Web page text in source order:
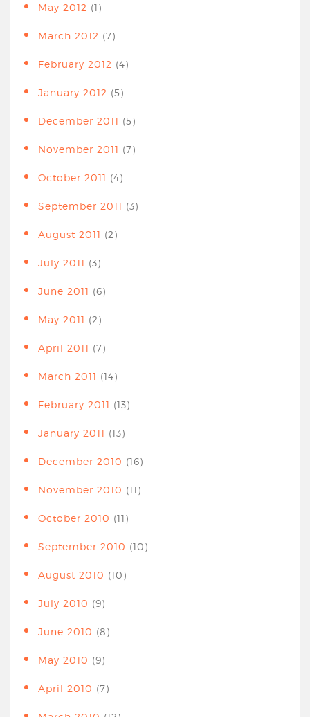
May 2012 (1)
March 2012 (7)
February 2012 (4)
January 2012 (5)
December 2011 (5)
November 2011 (7)
October 2011 (4)
September 2011 (3)
August 2011 (2)
July 2011 (3)
June 2011 (6)
May 2011 (2)
April 2011 (7)
March 2011 (14)
February 2011 (13)
January 2011 (13)
December 2010 (16)
November 2010 (11)
October 2010 (11)
September 2010 (10)
August 2010 (10)
July 2010 (9)
June 2010 (8)
May 2010 (9)
April 2010 (7)